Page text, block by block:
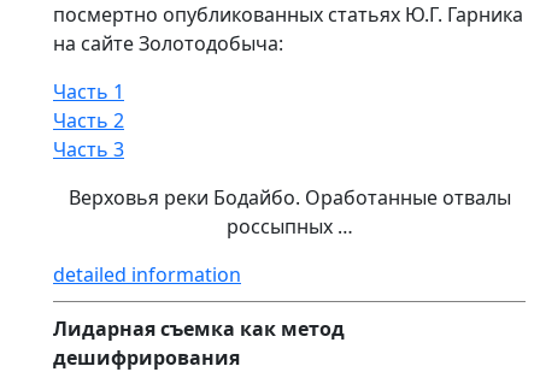
посмертно опубликованных статьях Ю.Г. Гарника
на сайте Золотодобыча:
Часть 1
Часть 2
Часть 3
Верховья реки Бодайбо. Оработанные отвалы
россыпных …
detailed information
Лидарная съемка как метод
дешифрирования